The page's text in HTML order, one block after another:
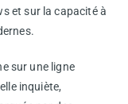
et sur la capacité à
sur une ligne
inquiète,